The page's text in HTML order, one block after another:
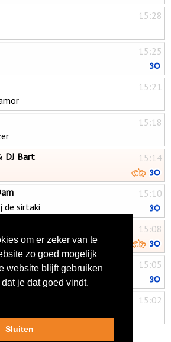
15:28
15:25
15:21
15:18
15:14
DJ Bart
15:10
de sirtaki
15:08
15:05
15:02
& Netty Reek
om er zeker van te
zo goed mogelijk
website blijft gebruiken
je dat goed vindt.
Sluiten